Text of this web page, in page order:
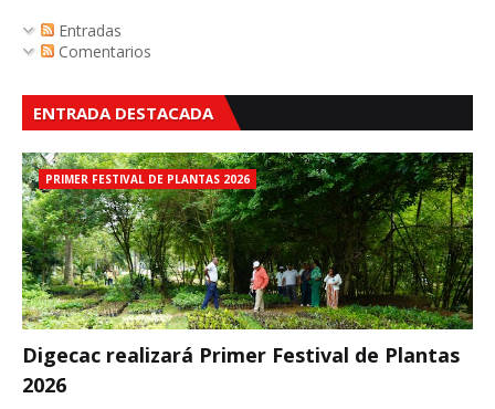
Entradas
Comentarios
ENTRADA DESTACADA
PRIMER FESTIVAL DE PLANTAS 2026
Digecac realizará Primer Festival de Plantas
2026